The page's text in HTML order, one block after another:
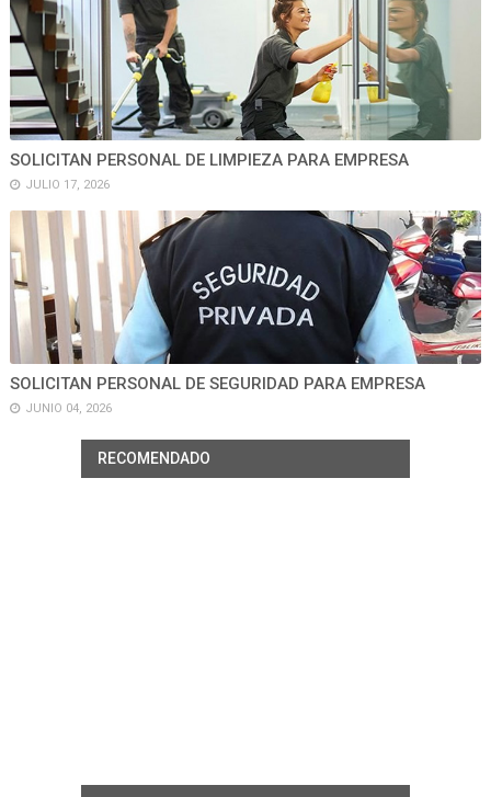
SOLICITAN PERSONAL DE LIMPIEZA PARA EMPRESA
JULIO 17, 2026
SOLICITAN PERSONAL DE SEGURIDAD PARA EMPRESA
JUNIO 04, 2026
RECOMENDADO